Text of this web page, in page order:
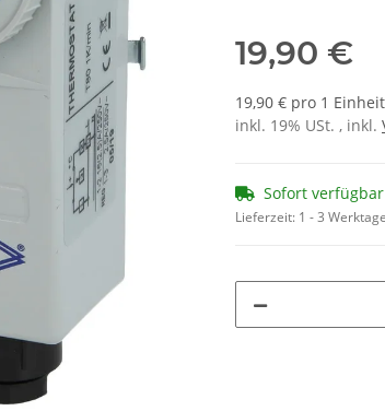
19,90 €
19,90 € pro 1 Einheit
inkl. 19% USt. , inkl.
Sofort verfügbar
Lieferzeit: 1 - 3 Werktage